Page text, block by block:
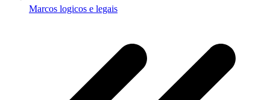
Marcos logicos e legais